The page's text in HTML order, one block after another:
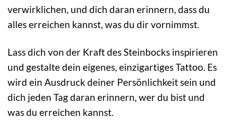
verwirklichen, und dich daran erinnern, dass du
alles erreichen kannst, was du dir vornimmst.
Lass dich von der Kraft des Steinbocks inspirieren
und gestalte dein eigenes, einzigartiges Tattoo. Es
wird ein Ausdruck deiner Persönlichkeit sein und
dich jeden Tag daran erinnern, wer du bist und
was du erreichen kannst.